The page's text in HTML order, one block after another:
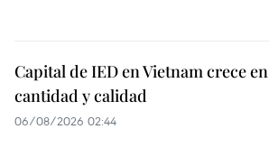
Capital de IED en Vietnam crece en
cantidad y calidad
06/08/2026 02:44